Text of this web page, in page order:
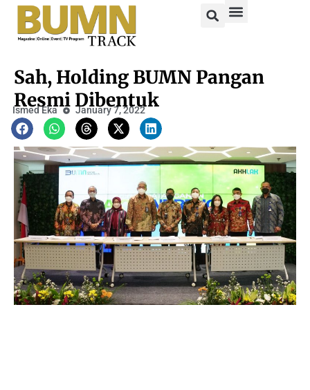
Sah, Holding BUMN Pangan
Resmi Dibentuk
Ismed Eka January 7, 2022